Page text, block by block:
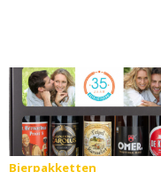
Bierpakketten